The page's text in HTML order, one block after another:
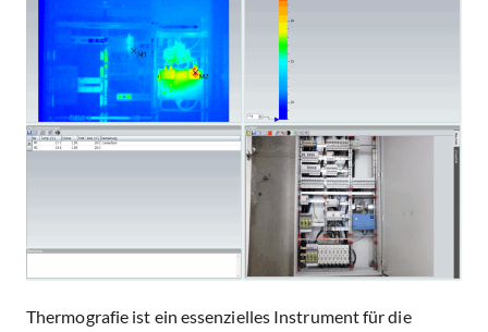
Thermografie ist ein essenzielles Instrument für die